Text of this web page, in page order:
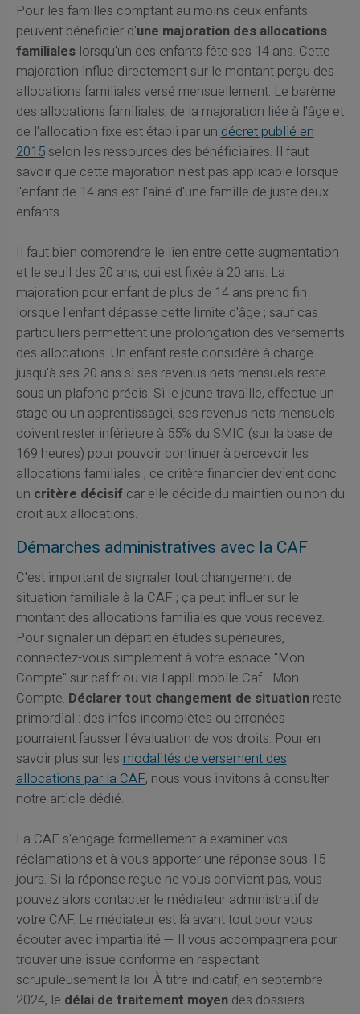
Pour les familles comptant au moins deux enfants
peuvent bénéficier d'une majoration des allocations
familialeslorsqu'un des enfants fête ses 14 ans. Cette
majoration influe directement sur le montant perçu des
allocations familiales versé mensuellement. Le barème
des allocations familiales, de la majoration liée à l'âge et
de l'allocation fixe est établi par undécret publié en
2015selon les ressources des bénéficiaires. Il faut
savoir que cette majoration n'est pas applicable lorsque
l'enfant de 14 ans est l'aîné d'une famille de juste deux
enfants.
Il faut bien comprendre le lien entre cette augmentation
et le seuil des 20 ans, qui est fixée à 20 ans. La
majoration pour enfant de plus de 14 ans prend fin
lorsque l'enfant dépasse cette limite d'âge ; sauf cas
particuliers permettent une prolongation des versements
des allocations. Un enfant reste considéré à charge
jusqu'à ses 20 ans si ses revenus nets mensuels reste
sous un plafond précis. Si le jeune travaille, effectue un
stage ou un apprentissagei, ses revenus nets mensuels
doivent rester inférieure à 55% du SMIC (sur la base de
169 heures) pour pouvoir continuer à percevoir les
allocations familiales ; ce critère financier devient donc
un critère décisifcar elle décide du maintien ou non du
droit aux allocations.
Démarches administratives avec la CAF
C'est important de signaler tout changement de
situation familiale à la CAF ; ça peut influer sur le
montant des allocations familiales que vous recevez.
Pour signaler un départ en études supérieures,
connectez-vous simplement à votre espace "Mon
Compte" sur caf.fr ou via l'appli mobile Caf - Mon
Compte. Déclarer tout changement de situationreste
primordial : des infos incomplètes ou erronées
pourraient fausser l'évaluation de vos droits. Pour en
savoir plus sur les modalités de versement des
allocations par la CAF, nous vous invitons à consulter
notre article dédié.
La CAF s'engage formellement à examiner vos
réclamations et à vous apporter une réponse sous 15
jours. Si la réponse reçue ne vous convient pas, vous
pouvez alors contacter le médiateur administratif de
votre CAF. Le médiateur est là avant tout pour vous
écouter avec impartialité — Il vous accompagnera pour
trouver une issue conforme en respectant
scrupuleusement la loi. À titre indicatif, en septembre
2024, le délai de traitement moyendes dossiers